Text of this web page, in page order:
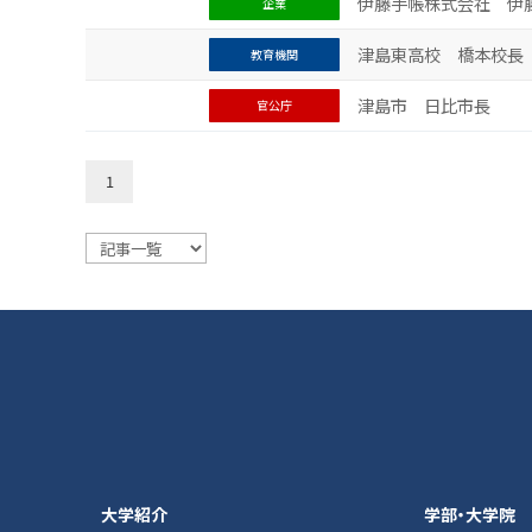
教育機関 津島東高校 橋本校長
官公庁 津島市 日比市長
1
大学紹介 学部・大学院